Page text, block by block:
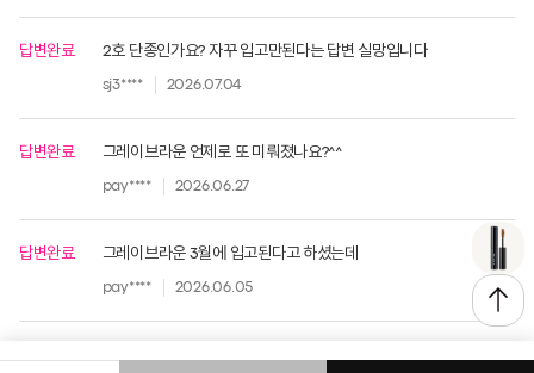
답변완료 2호 단종인가요? 자꾸 입고만된다는 답변 실망입니다
sj3**** 2026.07.04
답변완료 그레이브라운 언제로 또 미뤄졌나요?^^
pay**** 2026.06.27
답변완료 그레이브라운 3월에 입고된다고 하셨는데
pay**** 2026.06.05